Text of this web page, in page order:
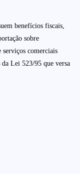
benefícios fiscais,
sobre
serviços comerciais
Lei 523/95 que versa